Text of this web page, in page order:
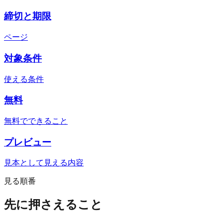
締切と期限
ページ
対象条件
使える条件
無料
無料でできること
プレビュー
見本として見える内容
見る順番
先に押さえること